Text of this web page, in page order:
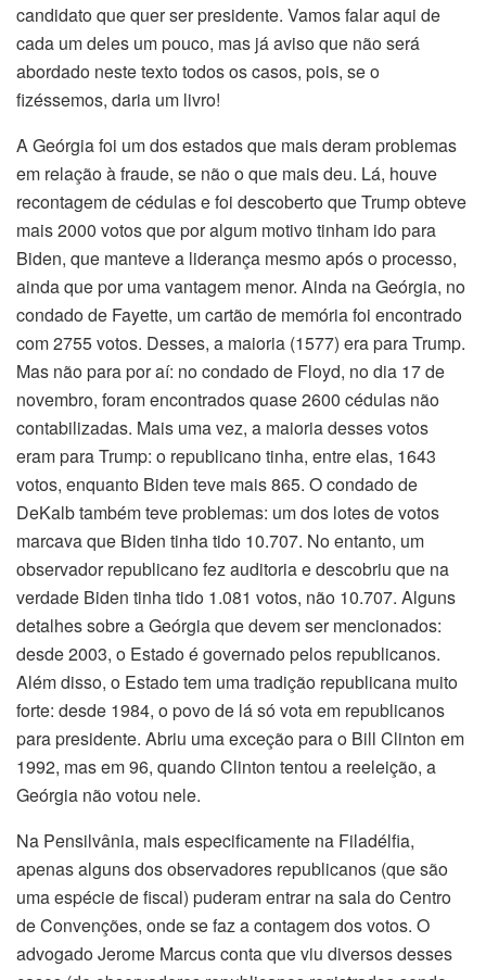
candidato que quer ser presidente. Vamos falar aqui de
cada um deles um pouco, mas já aviso que não será
abordado neste texto todos os casos, pois, se o
fizéssemos, daria um livro!
A Geórgia foi um dos estados que mais deram problemas
em relação à fraude, se não o que mais deu. Lá, houve
recontagem de cédulas e foi descoberto que Trump obteve
mais 2000 votos que por algum motivo tinham ido para
Biden, que manteve a liderança mesmo após o processo,
ainda que por uma vantagem menor. Ainda na Geórgia, no
condado de Fayette, um cartão de memória foi encontrado
com 2755 votos. Desses, a maioria (1577) era para Trump.
Mas não para por aí: no condado de Floyd, no dia 17 de
novembro, foram encontrados quase 2600 cédulas não
contabilizadas. Mais uma vez, a maioria desses votos
eram para Trump: o republicano tinha, entre elas, 1643
votos, enquanto Biden teve mais 865. O condado de
DeKalb também teve problemas: um dos lotes de votos
marcava que Biden tinha tido 10.707. No entanto, um
observador republicano fez auditoria e descobriu que na
verdade Biden tinha tido 1.081 votos, não 10.707. Alguns
detalhes sobre a Geórgia que devem ser mencionados:
desde 2003, o Estado é governado pelos republicanos.
Além disso, o Estado tem uma tradição republicana muito
forte: desde 1984, o povo de lá só vota em republicanos
para presidente. Abriu uma exceção para o Bill Clinton em
1992, mas em 96, quando Clinton tentou a reeleição, a
Geórgia não votou nele.
Na Pensilvânia, mais especificamente na Filadélfia,
apenas alguns dos observadores republicanos (que são
uma espécie de fiscal) puderam entrar na sala do Centro
de Convenções, onde se faz a contagem dos votos. O
advogado Jerome Marcus conta que viu diversos desses